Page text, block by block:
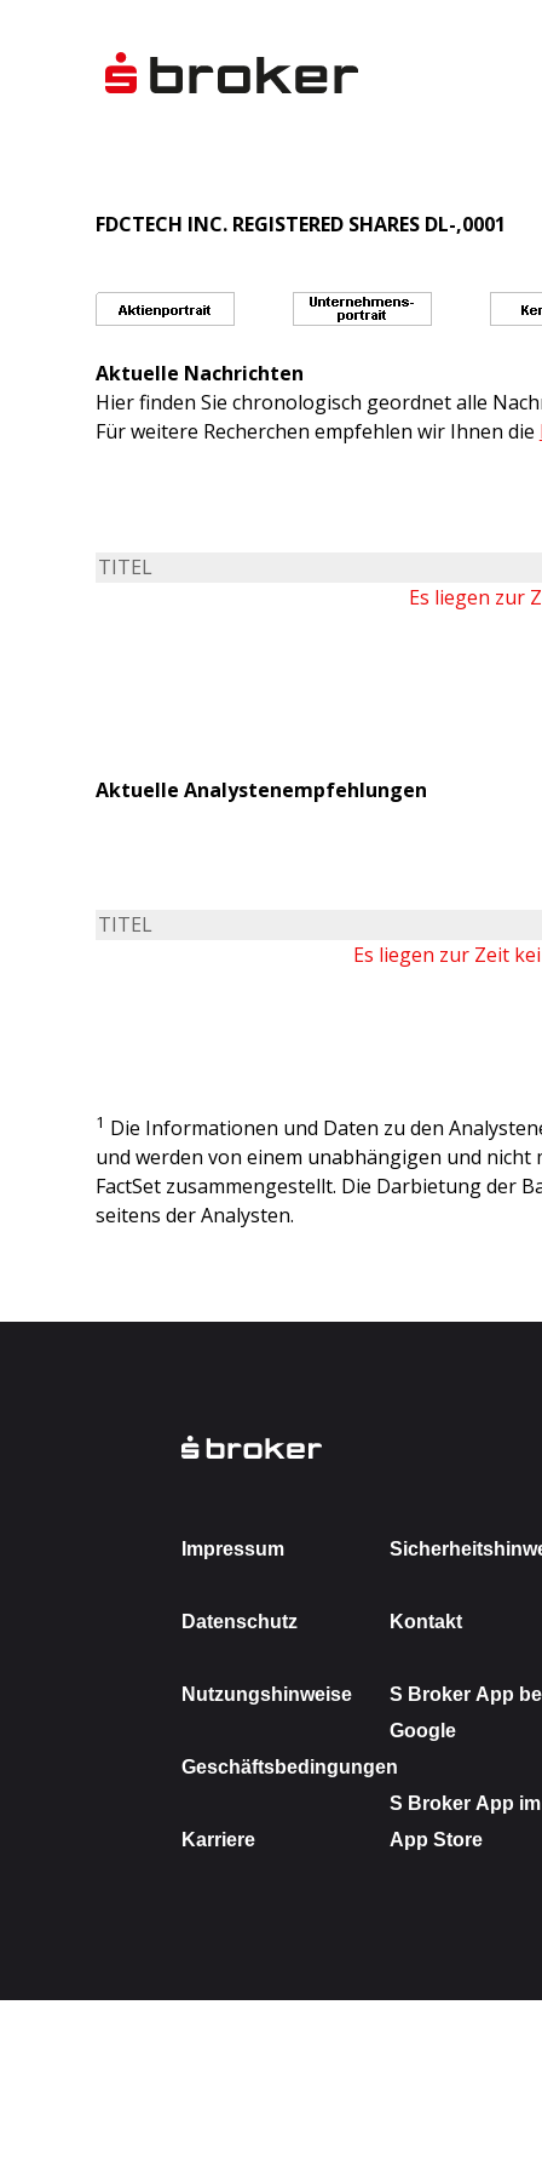
FDCTECH INC. REGISTERED SHARES DL-,0001
Aktuelle Nachrichten
Hier finden Sie chronologisch geordnet alle
Für weitere Recherchen empfehlen wir Ihnen die
TITEL
Es liegen zur
Aktuelle Analystenempfehlungen
TITEL
Es liegen zur Zeit
1 Die Informationen und Daten zu den
und werden von einem unabhängigen und nicht
FactSet zusammengestellt. Die Darbietung der
seitens der Analysten.